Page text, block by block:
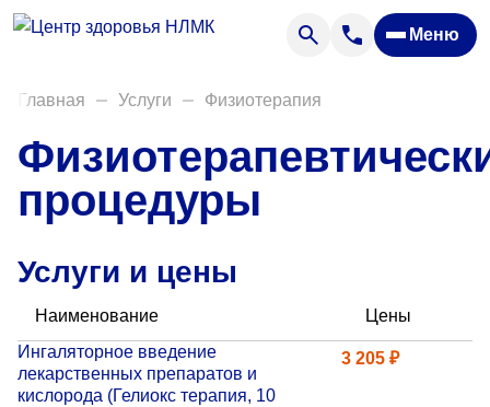
Меню
Анализы
Акции
Пациентам
Вакансии
Отзывы
Вопрос — ответ
Главная Услуги Физиотерапия
процедуры
Услуги и цены
Наименование
Цены
Ингаляторное введение
лекарственных препаратов и
кислорода (Гелиокс терапия, 10
3 205 ₽